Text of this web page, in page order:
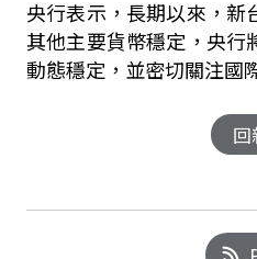
央行表示，長期以來，新
其他主要貨幣穩定，央行
動態穩定，並密切關注國